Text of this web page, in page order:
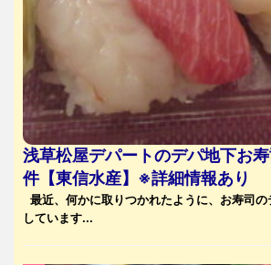
浅草松屋デパートのデパ地下お
件【東信水産】※詳細情報あり
最近、何かに取りつかれたように、お寿司
しています...